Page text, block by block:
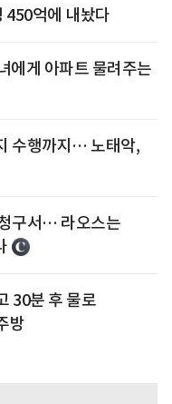
450억에 내놨다
에게 아파트 물려주는
수행까지… 노태악,
구서… 라오스는
30분 후 물로
방